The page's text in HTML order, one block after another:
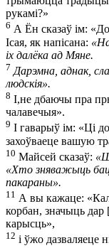
рукамі?»
6 А Ён сказаў ім:
Ісая, як напісана:
іх далёка ад Мяне.
7 Дарэмна, аднак,
людскія».
8 І,не дбаючы пра
чалавечыя».
9 І гаварыў ім: «Ці
захоўваеце вашую
10 Майсей сказаў:
«Хто зняважыць
пакараны».
11 А вы кажаце:
корбан, значыць
карысць»,
12 і ўжо дазваляеце